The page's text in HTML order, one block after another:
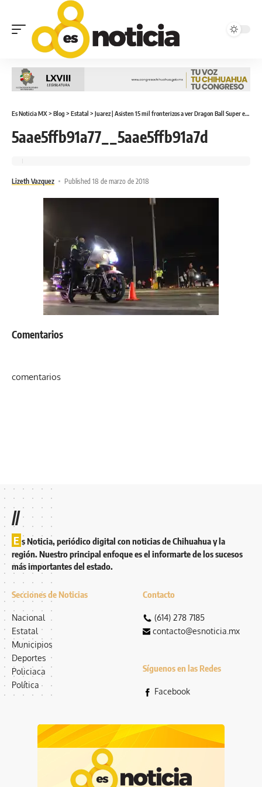
Es Noticia MX> Blog > Estatal > Juarez | Asisten 15 mil fronterizos a ver Dragon Ball Super en la Plaza de la Mexicanidad
5aae5ffb91a77__5aae5ffb91a7d
Lizeth Vazquez Published 18 de marzo de 2018
Comentarios
comentarios
//
E s Noticia, periódico digital con noticias de Chihuahua y la
región. Nuestro principal enfoque es el informarte de los sucesos
más importantes del estado.
Secciones de Noticias
Nacional
Estatal
Municipios
Deportes
Policiaca
Política
Contacto
(614) 278 7185
contacto@esnoticia.mx
Síguenos en las Redes
Facebook